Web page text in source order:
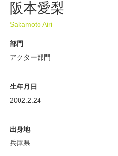
阪本愛梨
Sakamoto Airi
部門
アクター部門
生年月日
2002.2.24
出身地
兵庫県